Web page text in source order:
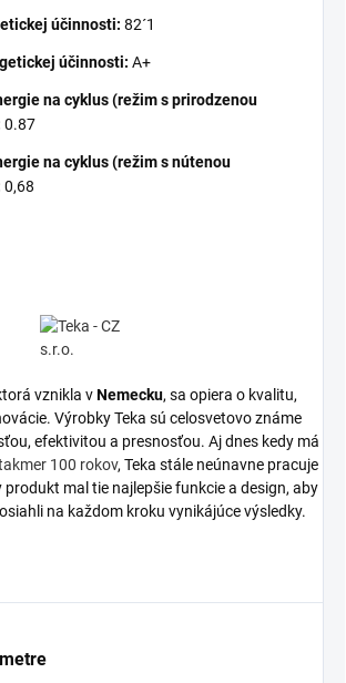
účinnosti: 82´1
účinnosti: A+
na cyklus (režim s prirodzenou
0.87
na cyklus (režim s nútenou
0,68
vznikla v Nemecku, sa opiera o kvalitu,
Výrobky Teka sú celosvetovo známe
efektivitou a presnosťou. Aj dnes kedy má
100 rokov, Teka stále neúnavne pracuje
produkt mal tie najlepšie funkcie a design, aby
na každom kroku vynikájúce výsledky.